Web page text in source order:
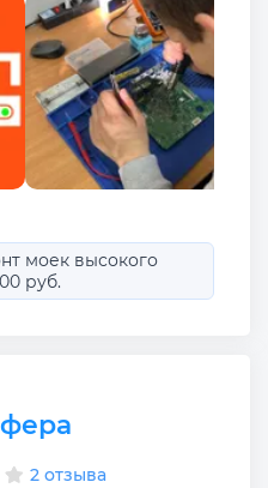
моек высокого
руб.
2 отзыва